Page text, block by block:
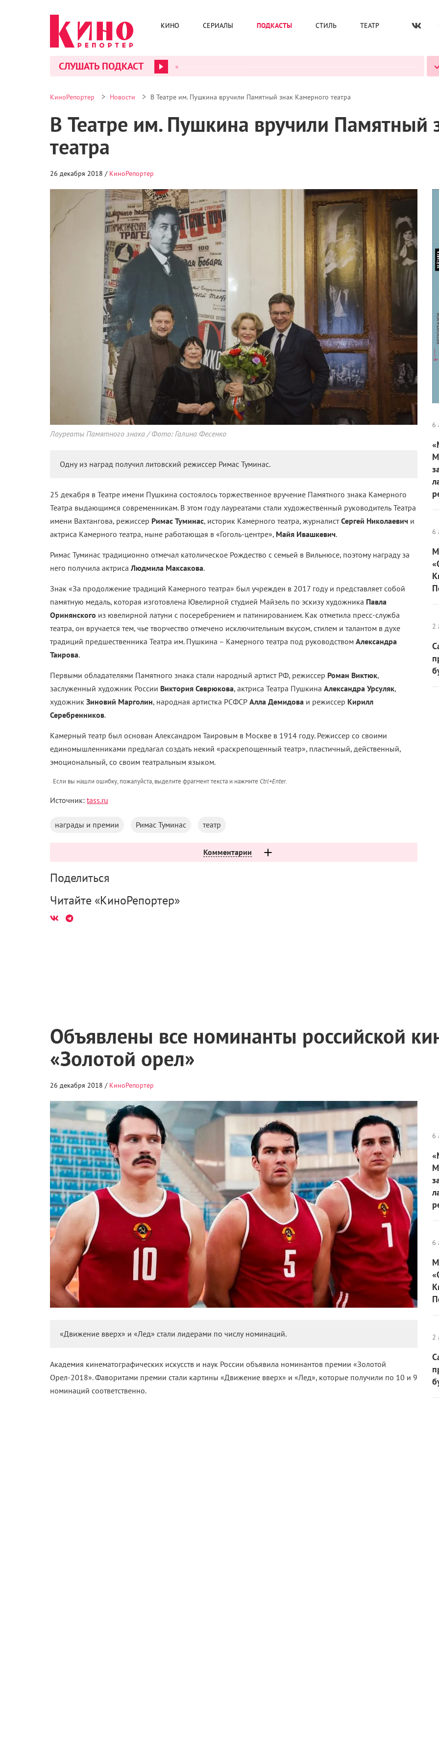
КИНО СЕРИАЛЫ ПОДКАСТЫ СТИЛЬ ТЕАТР
СЛУШАТЬ ПОДКАСТ
КиноРепортер > Новости > В Театре им. Пушкина вручили Памятный знак Камерного театра
В Театре им. Пушкина вручили Памятный
театра
26 декабря 2018 / КиноРепортер
Лауреаты Памятного знака / Фото: Галина Фесенко
Одну из наград получил литовский режиссер Римас Туминас.
25 декабря в Театре имени Пушкина состоялось торжественное вручение Памятного знака Камерного
Театра выдающимся современникам. В этом году лауреатами стали художественный руководитель Театра
имени Вахтангова, режиссер Римас Туминас, историк Камерного театра, журналистСергей Николаевич и
актриса Камерного театра, ныне работающая в «Гоголь-центре», Майя Ивашкевич.
Римас Туминас традиционно отмечал католическое Рождество с семьей в Вильнюсе, поэтому награду за
него получила актрисаЛюдмила Максакова.
Знак «За продолжение традиций Камерного театра» был учрежден в 2017 году и представляет собой
памятную медаль, которая изготовлена Ювелирной студией Майзель по эскизу художника Павла
Оринянского из ювелирной латуни с посеребрением и патинированием. Как отметила пресс-служба
театра, он вручается тем, чье творчество отмечено исключительным вкусом, стилем и талантом в духе
традиций предшественника Театра им. Пушкина – Камерного театра под руководством Александра
Таирова.
Первыми обладателями Памятного знака стали народный артист РФ, режиссер Роман Виктюк,
заслуженный художник России Виктория Севрюкова, актриса Театра Пушкина Александра Урсуляк,
художник Зиновий Марголин, народная артистка РСФСР Алла Демидова и режиссер Кирилл
Серебренников.
Камерный театр был основан Александром Таировым в Москве в 1914 году. Режиссер со своими
единомышленниками предлагал создать некий «раскрепощенный театр», пластичный, действенный,
эмоциональный, со своим театральным языком.
Если вы нашли ошибку, пожалуйста, выделите фрагмент текста и нажмите Ctrl+Enter.
Источник: tass.ru
награды и премии Римас Туминас театр
Комментарии
Поделиться
Читайте «КиноРепортер»
6
6
2
Объявлены все номинанты российской
«Золотой орел»
26 декабря 2018 / КиноРепортер
«Движение вверх» и «Лед» стали лидерами по числу номинаций.
Академия кинематографических искусств и наук России объявила номинантов премии «Золотой
Орел-2018». Фаворитами премии стали картины «Движение вверх» и «Лед», которые получили по 10 и 9
номинаций соответственно.
6
6
2